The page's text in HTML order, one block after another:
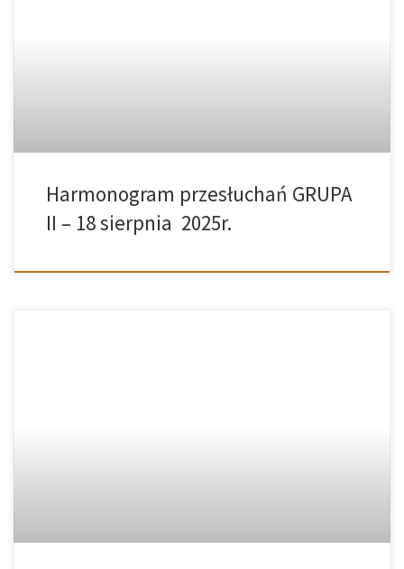
Harmonogram przesłuchań GRUPA
II – 18 sierpnia 2025r.